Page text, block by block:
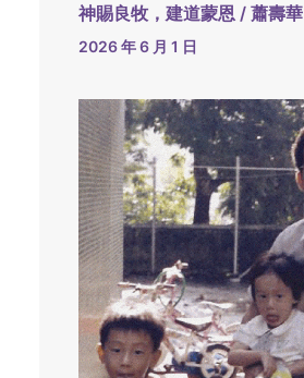
神賜良牧，建道蒙恩 / 蕭壽華
2026 年 6 月 1 日